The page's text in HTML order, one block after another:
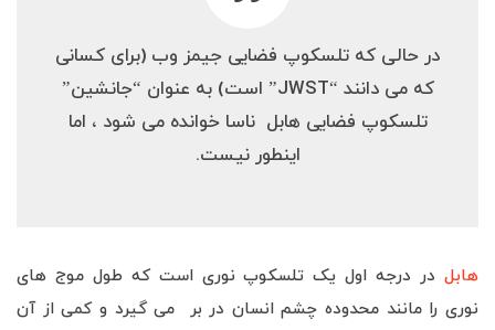
در حالی که تلسکوپ فضایی جیمز وب (برای کسانی
که می دانند “JWST” است) به عنوان “جانشین”
تلسکوپ فضایی هابل ناسا خوانده می شود ، اما
اینطور نیست.
هابل در درجه اول یک تلسکوپ نوری است که طول موج های
نوری را مانند محدوده چشم انسان در بر می گیرد و کمی از آن